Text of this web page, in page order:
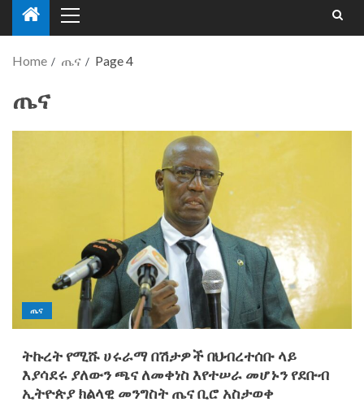
Home ጤና Page 4
ጤና
ጤና
ትኩረት የሚሹ ሀሩራማ በሽታዎች በህብረተሰቡ ላይ
እያሳደሩ ያለውን ጫና ለመቀነስ እየተሠራ መሆኑን የደቡብ
ኢትዮጵያ ክልላዊ መንግስት ጤና ቢሮ አስታወቀ